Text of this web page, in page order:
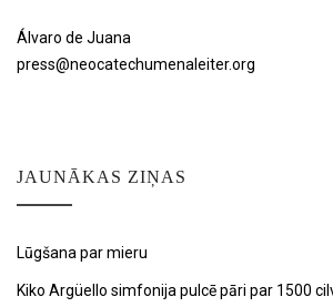
Álvaro de Juana
press@neocatechumenaleiter.org
JAUNĀKAS ZIŅAS
Lūgšana par mieru
Kiko Argüello simfonija pulcē pāri par 1500